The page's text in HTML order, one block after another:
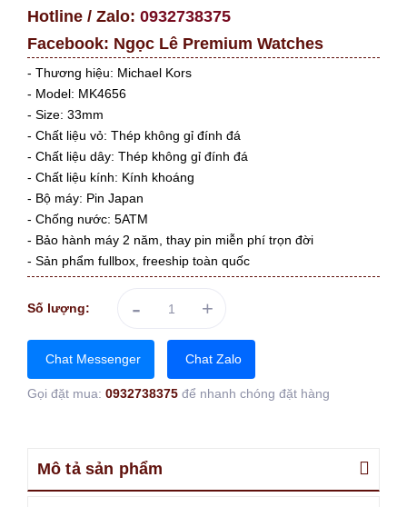
Hotline / Zalo: 0932738375
Facebook: Ngọc Lê Premium Watches
- Thương hiệu: Michael Kors
- Model: MK4656
- Size: 33mm
- Chất liệu vỏ: Thép không gỉ đính đá
- Chất liệu dây: Thép không gỉ đính đá
- Chất liệu kính: Kính khoáng
- Bộ máy: Pin Japan
- Chống nước: 5ATM
- Bảo hành máy 2 năm, thay pin miễn phí trọn đời
- Sản phẩm fullbox, freeship toàn quốc
Số lượng: - +
Chat Messenger Chat Zalo
Gọi đặt mua: 0932738375 để nhanh chóng đặt hàng
Mô tả sản phẩm